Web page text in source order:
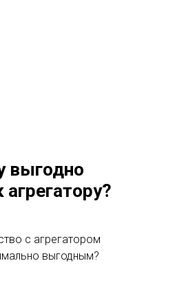
выгодно
с агрегатором
выгодным?